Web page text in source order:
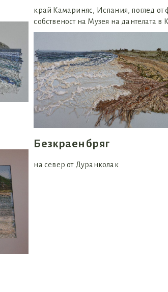
край Камариняс, Испания, поглед от
собственост на Музея на дантелата в
Безкраен бряг
на север от Дуранколак